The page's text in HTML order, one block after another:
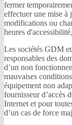
fermer
effectuer une mise à
modifications ou
heures
Les sociétés GDM
responsables des
d’un non
mauvaises
équipement non
fournisseur d’accès
Internet et pour
d’un cas de force